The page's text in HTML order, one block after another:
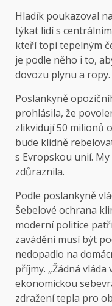
Hladík poukazoval
týkat lidí s
kteří topí tepelným
je podle něho i to,
dovozu plynu a ropy.
Poslankyně
prohlásila, že
zlikvidují 50 milionů
bude klidně
s Evropskou unií.
zdůraznila.
Podle poslankyně
Šebelové ochrana
moderní politice
zavádění musí být
nedopadlo na
příjmy. „Žádná vláda
ekonomickou
zdražení tepla pro